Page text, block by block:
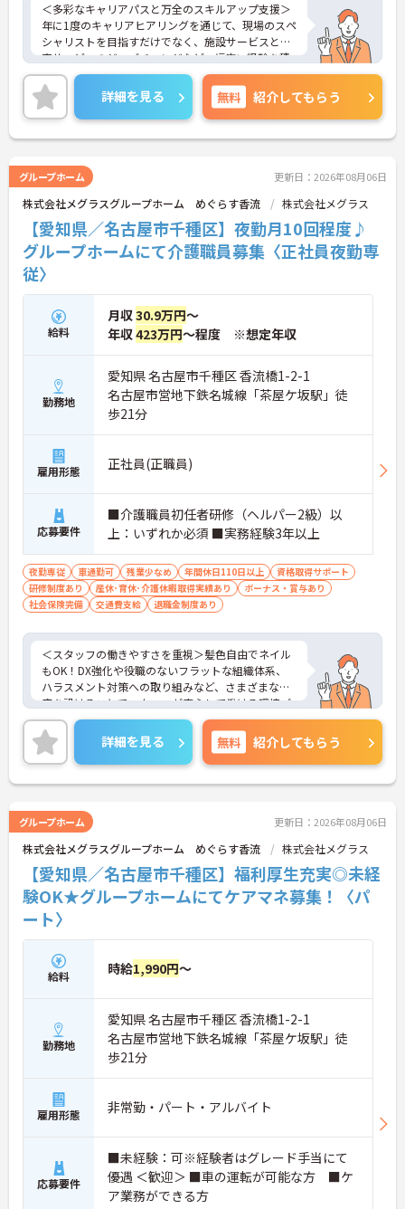
＜多彩なキャリアパスと万全のスキルアップ支援＞
年に1度のキャリアヒアリングを通じて、現場のスペ
シャリストを目指すだけでなく、施設サービスと在
宅サービスのジョブチェンジなど、幅広い経験を積
むことが可能です。
＜プライベートも充実させる嬉しい福利厚生＞仕事
の疲れを癒やすための制度も充実しています。各地
のレジャー施設や宿泊が最大80％オフになる優待制
度や、勤続5年ごとの「特別連続有給休暇（5日）」
休110日に加え、独自の休暇制度もしっかり整って
いるため、オンオフのメリハリをつけて働けます。
＜＜ICT導入が進む効率的な現場で、身体的負担を減
らしケアに専念＞スマホ記録や睡眠測定センサー等
の導入で月400時間の生産性向上を実現。月平均残
業7.3時間（超過分は1分単位支給）と少なく、ゆと
りを持って業務に取り組めます。
詳細を見る 無料 紹介してもらう
グループホーム 更新日：2026年08月06日
株式会社メグラスグループホーム めぐらす香流 株式会社メグラス
【愛知県／名古屋市千種区】夜勤月10回程度♪
グループホームにて介護職員募集〈正社員夜勤専
従〉
給料
月収30.9万円～
年収423万円～程度 ※想定年収
勤務地
愛知県 名古屋市千種区 香流橋1-2-1
名古屋市営地下鉄名城線「茶屋ケ坂駅」徒
歩21分
雇用形態 正社員(正職員)
応募要件
■介護職員初任者研修（ヘルパー2級）以
上：いずれか必須 ■実務経験3年以上
夜勤専従 車通勤可 残業少なめ 年間休日110日以上
資格取得サポート
研修制度あり
産休･育休･介護休暇取得実績あり
ボーナス・賞与あり
社会保険完備
交通費支給 退職金制度あり
＜スタッフの働きやすさを重視＞髪色自由でネイル
もOK！DX強化や役職のないフラットな組織体系、
ハラスメント対策への取り組みなど、さまざまな制
度を設けることでスタッフが安心して働ける環境づ
くりに取り組まれています。
＜ライフスタイルに合わせた勤務形態＞夜勤ありの
シフト常勤、日勤専従、夜勤専従といったさまざま
な働き方が設定されている法人です。
＜チームで連携しながらのお仕事＞一人ひとりが主
野は互いで補い合うなど、チームとしてしっかりと
連携を取りながら日々の業務に努められています。
ご興味のある方には、面接対策ポイント等、さらに
詳細をお話ししますのでお気軽にご相談ください！
詳細を見る 無料 紹介してもらう
グループホーム 更新日：2026年08月06日
株式会社メグラスグループホーム めぐらす香流 株式会社メグラス
【愛知県／名古屋市千種区】福利厚生充実◎未経
験OK★グループホームにてケアマネ募集！〈パ
ート〉
給料 時給1,990円～
勤務地
愛知県 名古屋市千種区 香流橋1-2-1
名古屋市営地下鉄名城線「茶屋ケ坂駅」徒
歩21分
雇用形態 非常勤・パート・アルバイト
応募要件
■未経験：可※経験者はグレード手当にて
優遇 ＜歓迎＞ ■車の運転が可能な方 ■ケ
ア業務ができる方